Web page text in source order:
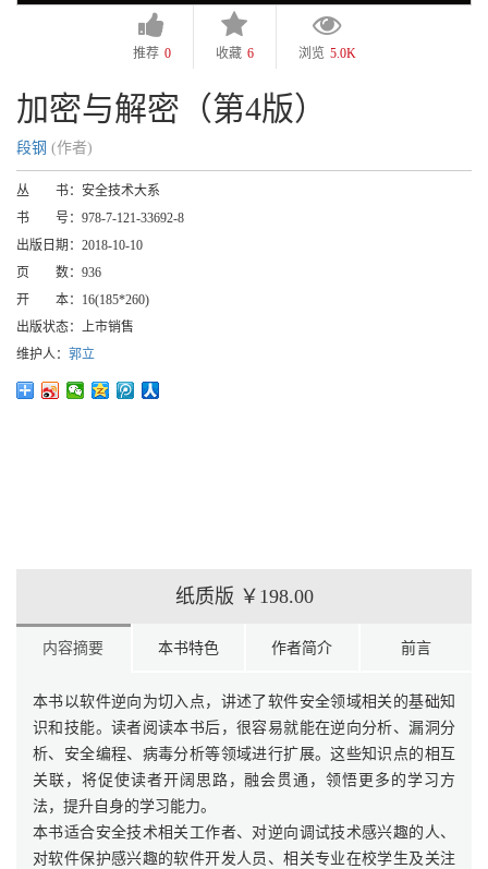
推荐 0 收藏 6 浏览 5.0K
加密与解密（第4版）
段钢 (作者)
丛 书： 安全技术大系
书 号： 978-7-121-33692-8
出版日期： 2018-10-10
页 数： 936
开 本： 16(185*260)
出版状态： 上市销售
维护人： 郭立
纸质版 ￥198.00
内容摘要 本书特色 作者简介 前言
本书以软件逆向为切入点，讲述了软件安全领域相关的基础知
识和技能。读者阅读本书后，很容易就能在逆向分析、漏洞分
析、安全编程、病毒分析等领域进行扩展。这些知识点的相互
关联，将促使读者开阔思路，融会贯通，领悟更多的学习方
法，提升自身的学习能力。
本书适合安全技术相关工作者、对逆向调试技术感兴趣的人、
对软件保护感兴趣的软件开发人员、相关专业在校学生及关注